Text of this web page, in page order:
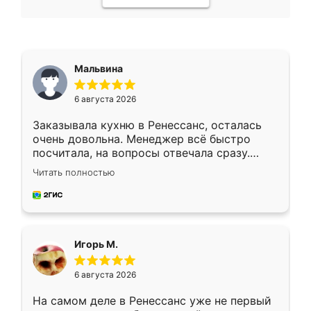
Мальвина
6 августа 2026
Заказывала кухню в Ренессанс, осталась
очень довольна. Менеджер всё быстро
посчитала, на вопросы отвечала сразу.
Замерщик приехал в субботу, подошёл к
делу со всей ответственностью. Собрали
за день, ребята работали аккуратно, даже
Читать полностью
Игорь М.
6 августа 2026
На самом деле в Ренессанс уже не первый